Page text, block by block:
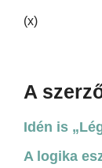
(x)
A
Idén is
A logika